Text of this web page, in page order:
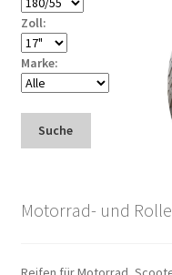
Zoll:
Marke:
Suche
Motorrad- und